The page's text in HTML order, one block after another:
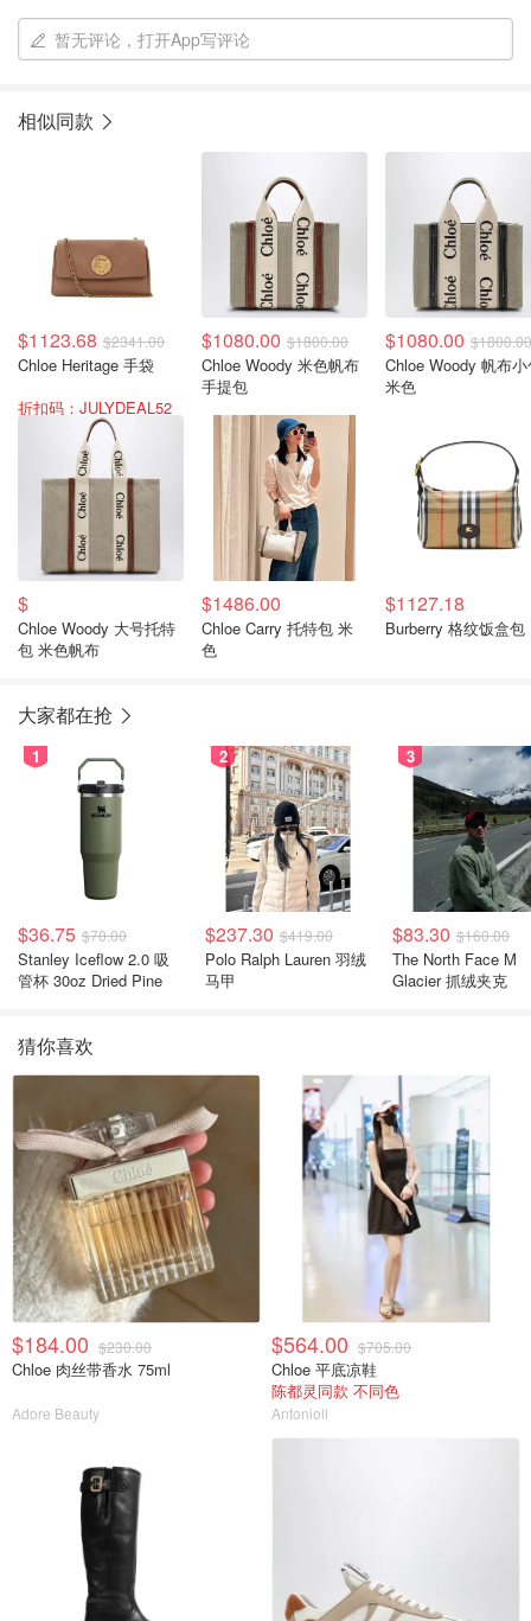
暂无评论，打开App写评论
相似同款
$1123.68 $2341.00
Chloe Heritage 手袋
折扣码：JULYDEAL52
$1080.00 $1800.00
Chloe Woody 米色帆布
手提包
$1080.00 $1800.00
Chloe Woody 帆布
米色
$
Chloe Woody 大号托特
包 米色帆布
$1486.00
Chloe Carry 托特包 米
色
$1127.18
Burberry 格纹饭盒包
大家都在抢
1
$36.75 $70.00
Stanley Iceflow 2.0 吸
管杯 30oz Dried Pine
2
$237.30 $419.00
Polo Ralph Lauren 羽绒
马甲
3
$83.30 $160.00
The North Face M
Glacier 抓绒夹克
猜你喜欢
$184.00 $230.00
Chloe 肉丝带香水 75ml
Adore Beauty
$564.00 $705.00
Chloe 平底凉鞋
陈都灵同款 不同色
Antonioli